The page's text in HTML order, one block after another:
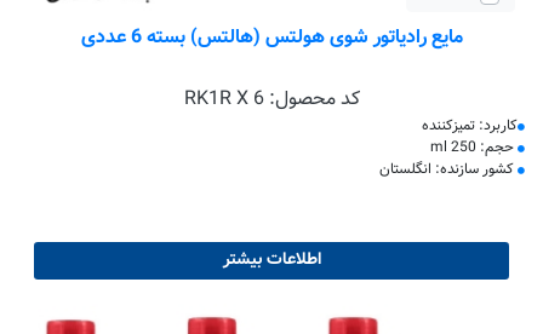
مایع رادیاتور شوی هولتس (هالتس) بسته 6 عددی
کد محصول:RK1R X 6
کاربرد: تمیزکننده
حجم: 250 ml
کشور سازنده: انگلستان
اطلاعات بیشتر